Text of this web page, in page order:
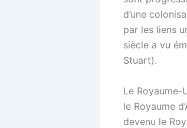
d’une
par les liens
siècle a vu
Stuart).
Le Royaume-
le Royaume
devenu le